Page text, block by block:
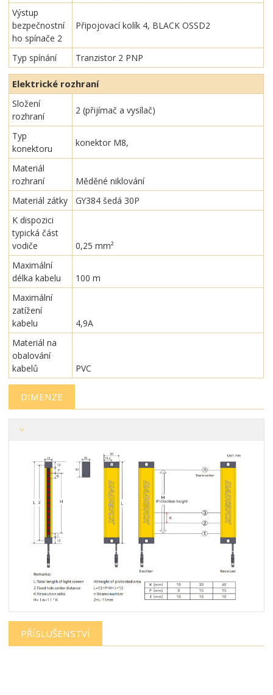
Výstup
bezpečnostní
ho spínače 2
Připojovací kolík 4, BLACK OSSD2
Typ spínání Tranzistor 2 PNP
Elektrické rozhraní
Složení
rozhraní
2 (přijímač a vysílač)
Typ
konektoru
konektor M8,
Materiál
rozhraní
Měděné niklování
Materiál zátky
GY384 šedá 30P
K dispozici
typická část
vodiče
0,25 mm²
Maximální
délka kabelu
100 m
Maximální
zatížení
kabelu
4,9A
Materiál na
obalování
kabelů
PVC
DIMENZE
PŘÍSLUŠENSTVÍ